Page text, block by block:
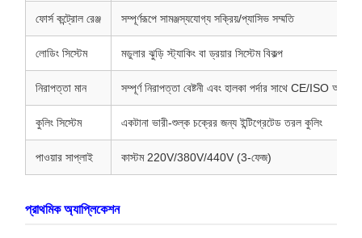
ফোর্স কন্ট্রোল রেঞ্জ সম্পূর্ণরূপে সামঞ্জস্যযোগ্য সক্রিয়/প্যাসিভ সম্মতি
লোডিং সিস্টেম মডুলার ঝুড়ি স্ট্যাকিং বা ড্রয়ার সিস্টেম বিকল্প
নিরাপত্তা মান সম্পূর্ণ নিরাপত্তা বেষ্টনী এবং হালকা পর্দার সাথে CE/ISO অনুগত
কুলিং সিস্টেম একটানা ভারী-শুল্ক চক্রের জন্য ইন্টিগ্রেটেড তরল কুলিং
পাওয়ার সাপ্লাই কাস্টম 220V/380V/440V (3-ফেজ)
প্রাথমিক অ্যাপ্লিকেশন